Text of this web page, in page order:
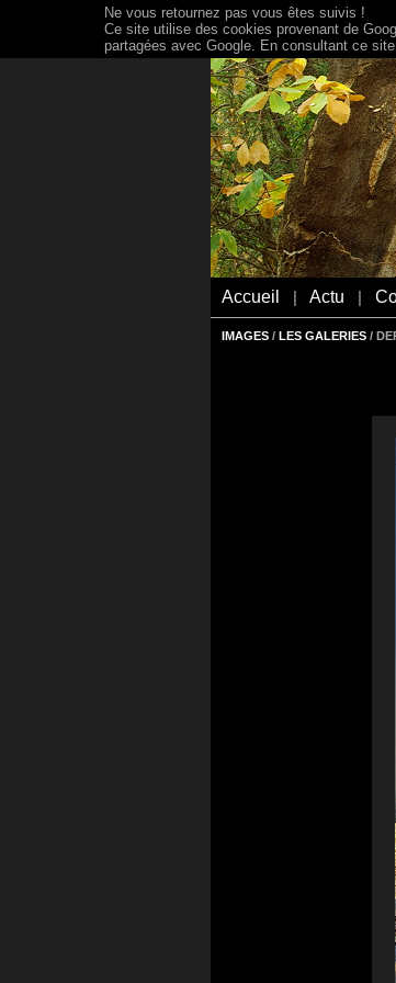
Accueil Actu
IMAGES / LES GALERIES /
Ne vous retournez pas vous êtes suivis !
Ce site utilise des cookies provenant de
partagées avec Google. En consultant ce